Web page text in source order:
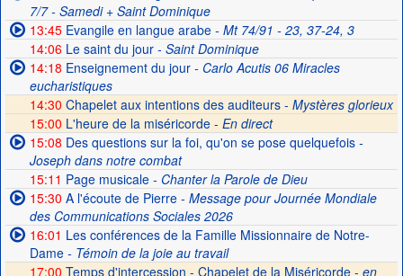
7/7 - Samedi + Saint Dominique
13:45Evangile en langue arabe- Mt 74/91 - 23, 37-24, 3
14:06Le saint du jour- Saint Dominique
14:18 Enseignement du jour- Carlo Acutis 06 Miracles
eucharistiques
14:30 Chapelet aux intentions des auditeurs - Mystères glorieux
15:00 L'heure de la miséricorde - En direct
15:08 Des questions sur la foi, qu'on se pose quelquefois-
Joseph dans notre combat
15:11 Page musicale- Chanter la Parole de Dieu
15:30 A l'écoute de Pierre- Message pour Journée Mondiale
des Communications Sociales 2026
16:01 Les conférences de la Famille Missionnaire de Notre-
Dame- Témoin de la joie au travail
17:00 Temps d'intercession - Chapelet de la Miséricorde - en